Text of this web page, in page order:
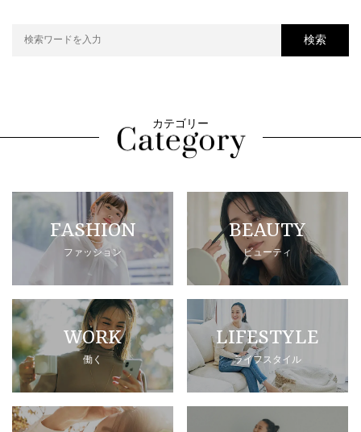
検索
カテゴリー
FASHION
ファッション
BEAUTY
ビューティ
WORK
働く
LIFESTYLE
ライフスタイル